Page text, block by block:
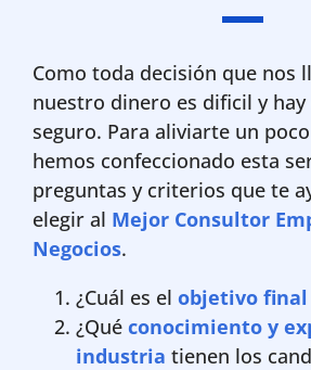
Como toda decisión que nos
nuestro dinero es dificil y
seguro. Para aliviarte un
hemos confeccionado esta
preguntas y criterios que te
elegir al Mejor Consultor
Negocios.
¿Cuál es el objetivo
¿Qué conocimiento y
industria tienen los